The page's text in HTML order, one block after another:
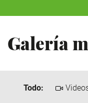
Galería
Todo: